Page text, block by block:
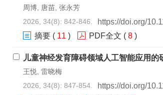
周博, 唐苗, 张永芳
2026, 34(8): 842-846.
https://doi.org/
摘要 ( 11 ) PDF全文 ( 8 )
儿童神经发育障碍领域人工智能应用的
王悦, 雷晓梅
2026, 34(8): 847-854.
https://doi.org/